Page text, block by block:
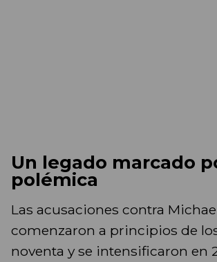
Un legado marcado
polémica
Las acusaciones contra
comenzaron a principios de
noventa y se intensificaron en